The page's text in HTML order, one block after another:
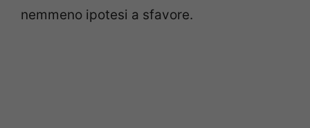
nemmeno ipotesi a sfavore.